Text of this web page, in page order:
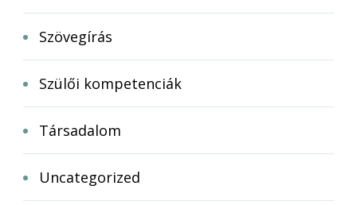
Szövegírás
Szülői kompetenciák
Társadalom
Uncategorized